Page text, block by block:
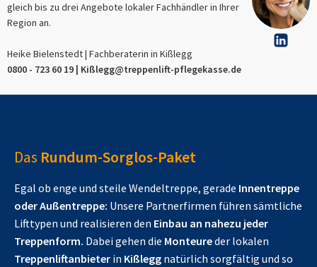
gleich bis zu drei Angebote lokaler Fachhändler in Ihrer
Region an.
Heike Bielenstedt | Fachberaterin in Kißlegg
0800 - 723 60 19 | Kißlegg@treppenlift-pflegekasse.de
Das Rundum-Sorglos-Paket
Egal ob enge und steile Wendeltreppe, gerade Innentreppe
oder Außentreppe: Unsere Partnerfirmen führen sämtliche
Lifttypen und realisieren den Einbau an nahezu jeder
Treppenform. Dabei gehen die Monteureder lokalen
Treppenliftanbieter in Kißlegg natürlich sorgfältig und so